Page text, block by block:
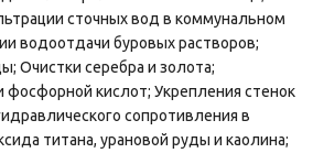
сточных вод в коммунальном
водоотдачи буровых растворов;
Очистки серебра и золота;
фосфорной кислот; Укрепления стенок
сопротивления в
титана, урановой руды и каолина;